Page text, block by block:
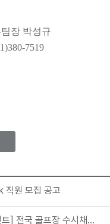
장 박성규
7519
직원 모집 공고
[골프존카운티매니지먼트] 전국 골프장 수시채용(정규직)